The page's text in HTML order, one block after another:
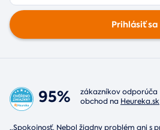
Prihlásiť sa
95%
zákazníkov odporúča
obchod na Heureka.sk
„Spokojnosť. Nebol žiadny problém ani s